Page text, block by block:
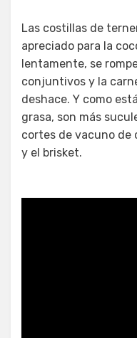
Las costillas de
apreciado para la
lentamente, se
conjuntivos y la
deshace. Y como
grasa, son más
cortes de vacuno de
y el brisket.